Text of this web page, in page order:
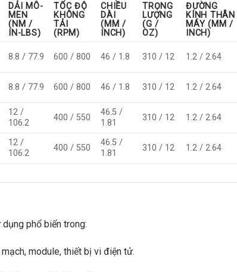
DẢI MÔ-
MEN
(NM /
IN-LBS)
TỐC ĐỘ
KHÔNG
TẢI
(RPM)
CHIỀU
DÀI
(MM /
INCH)
TRỌNG
LƯỢNG
(G /
OZ)
ĐƯỜNG
KÍNH THÂN
MÁY (MM /
INCH)
8.8 / 77.9 600 / 800 46 / 1.8 310 / 12 1.2 / 2.64
8.8 / 77.9 600 / 800 46 / 1.8 310 / 12 1.2 / 2.64
12 /
106.2
400 / 550
46.5 /
1.81
310 / 12 1.2 / 2.64
12 /
106.2
400 / 550
46.5 /
1.81
310 / 12 1.2 / 2.64
phổ biến trong:
module, thiết bị vi điện tử.